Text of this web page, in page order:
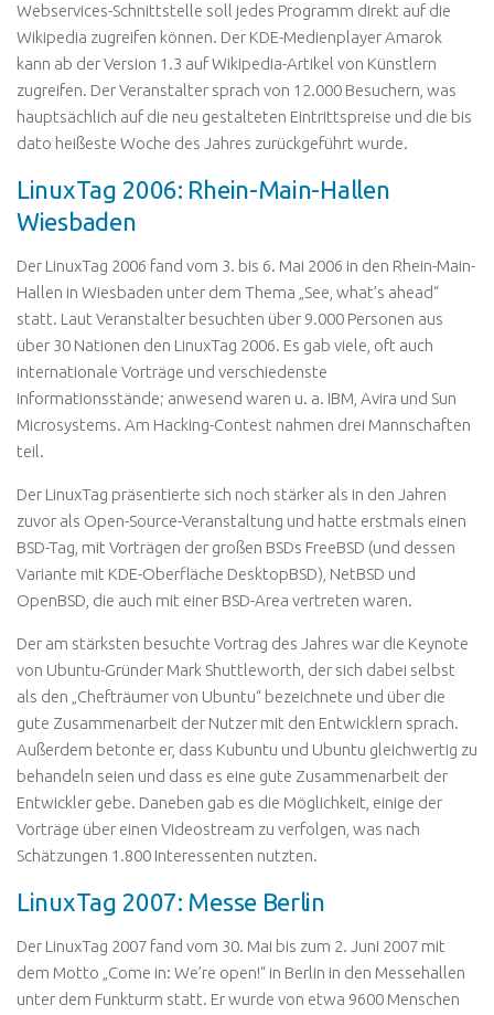
Webservices-Schnittstelle soll jedes Programm direkt auf die
Wikipedia zugreifen können. Der KDE-Medienplayer Amarok
kann ab der Version 1.3 auf Wikipedia-Artikel von Künstlern
zugreifen. Der Veranstalter sprach von 12.000 Besuchern, was
hauptsächlich auf die neu gestalteten Eintrittspreise und die bis
dato heißeste Woche des Jahres zurückgeführt wurde.
LinuxTag 2006: Rhein-Main-Hallen
Wiesbaden
Der LinuxTag 2006 fand vom 3. bis 6. Mai 2006 in den Rhein-Main-
Hallen in Wiesbaden unter dem Thema „See, what’s ahead“
statt. Laut Veranstalter besuchten über 9.000 Personen aus
über 30 Nationen den LinuxTag 2006. Es gab viele, oft auch
internationale Vorträge und verschiedenste
Informationsstände; anwesend waren u. a. IBM, Avira und Sun
Microsystems. Am Hacking-Contest nahmen drei Mannschaften
teil.
Der LinuxTag präsentierte sich noch stärker als in den Jahren
zuvor als Open-Source-Veranstaltung und hatte erstmals einen
BSD-Tag, mit Vorträgen der großen BSDs FreeBSD (und dessen
Variante mit KDE-Oberfläche DesktopBSD), NetBSD und
OpenBSD, die auch mit einer BSD-Area vertreten waren.
Der am stärksten besuchte Vortrag des Jahres war die Keynote
von Ubuntu-Gründer Mark Shuttleworth, der sich dabei selbst
als den „Chefträumer von Ubuntu“ bezeichnete und über die
gute Zusammenarbeit der Nutzer mit den Entwicklern sprach.
Außerdem betonte er, dass Kubuntu und Ubuntu gleichwertig zu
behandeln seien und dass es eine gute Zusammenarbeit der
Entwickler gebe. Daneben gab es die Möglichkeit, einige der
Vorträge über einen Videostream zu verfolgen, was nach
Schätzungen 1.800 Interessenten nutzten.
LinuxTag 2007: Messe Berlin
Der LinuxTag 2007 fand vom 30. Mai bis zum 2. Juni 2007 mit
dem Motto „Come in: We’re open!“ in Berlin in den Messehallen
unter dem Funkturm statt. Er wurde von etwa 9600 Menschen